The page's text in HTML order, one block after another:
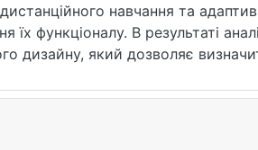
функціоналу. В результаті
дизайну, який дозволяє
тестування перед
тобто де він набрав недостатню